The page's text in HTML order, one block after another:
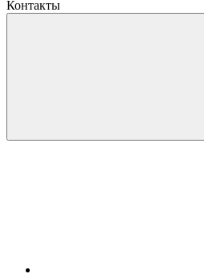
Контакты